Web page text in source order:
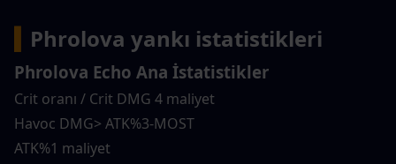
Phrolova yankı istatistikleri
Phrolova Echo Ana İstatistikler
Crit oranı / Crit DMG 4 maliyet
Havoc DMG> ATK%3-MOST
ATK%1 maliyet